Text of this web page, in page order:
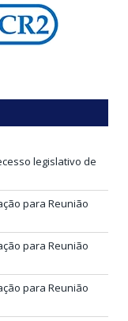
legislativo de
para Reunião
para Reunião
para Reunião